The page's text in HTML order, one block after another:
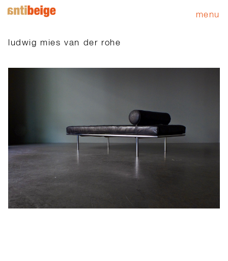
menu
ludwig mies van der rohe